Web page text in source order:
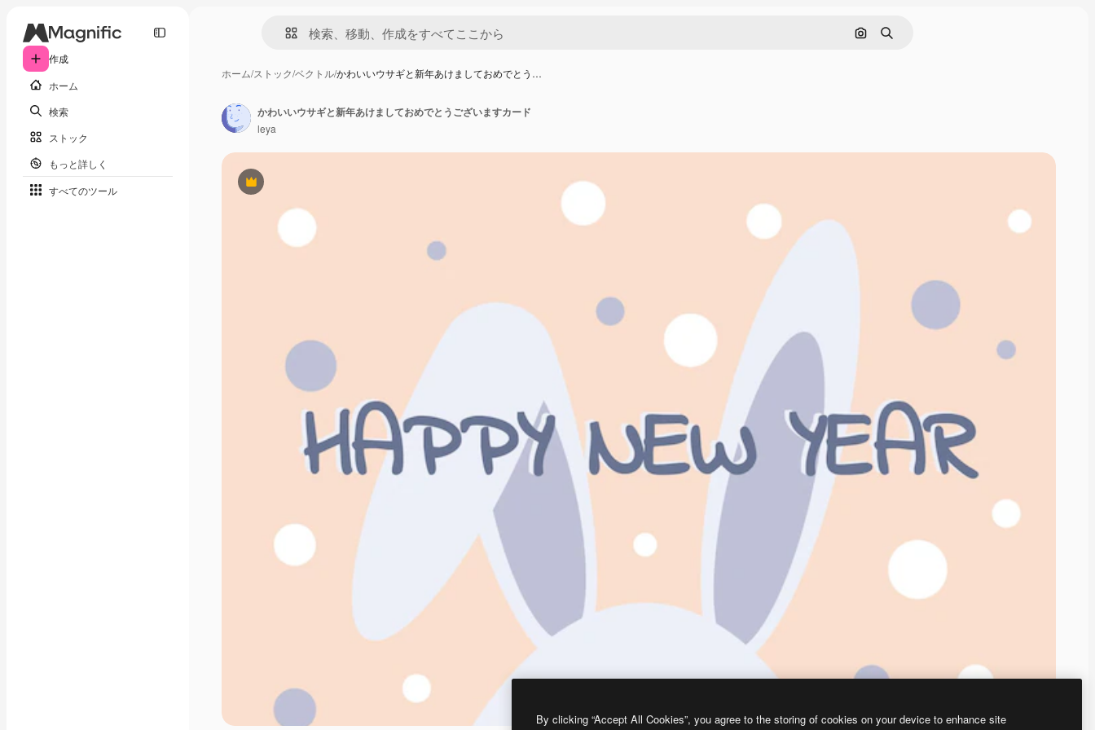
作成
ホーム
検索
ストック
もっと詳しく
すべてのツール
画像で検索
検索
ホーム/ストック/ベクトル/かわいいウサギと新年あけましておめでとう…
Premium
かわいいウサギと新年あけましておめでとうございますカード
leya
By clicking “Accept All Cookies”, you agree to the storing of cookies on your device to enhance site